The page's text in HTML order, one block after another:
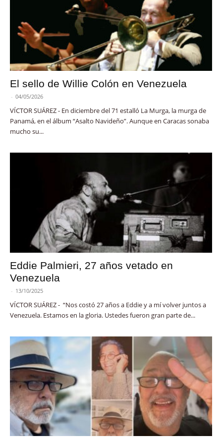
El sello de Willie Colón en Venezuela
- 04/05/2026
VÍCTOR SUÁREZ - En diciembre del 71 estalló La Murga, la murga de
Panamá, en el álbum “Asalto Navideño”. Aunque en Caracas sonaba
mucho su...
Eddie Palmieri, 27 años vetado en
Venezuela
- 13/10/2025
VÍCTOR SUÁREZ - “Nos costó 27 años a Eddie y a mí volver juntos a
Venezuela. Estamos en la gloria. Ustedes fueron gran parte de...